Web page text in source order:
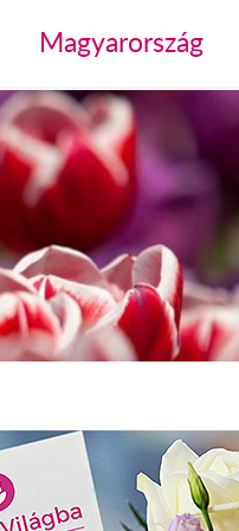
Magyarország